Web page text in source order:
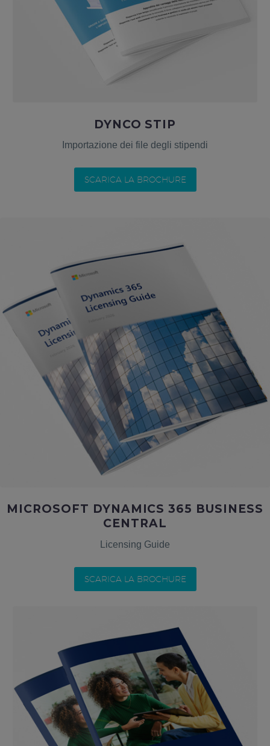
DYNCO STIP
Importazione dei file degli stipendi
SCARICA LA BROCHURE
MICROSOFT DYNAMICS 365 BUSINESS
CENTRAL
Licensing Guide
SCARICA LA BROCHURE